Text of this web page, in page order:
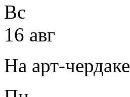
Вс
16 авг
На арт-чердаке